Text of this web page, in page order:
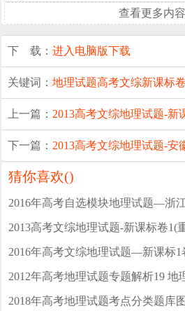
查看更多内
下 载：进入电脑版下载
关键词：地理试题高考文综新课标
上一篇： 2013高考文综地理试题-新
下一篇： 2013高考文综地理试题-安
猜你喜欢()
2016年高考自选模块地理试题—浙
2013高考文综地理试题-新课标卷1(
2016年高考文综地理试题—新课标1
2018年高考地理试题考点分类题库